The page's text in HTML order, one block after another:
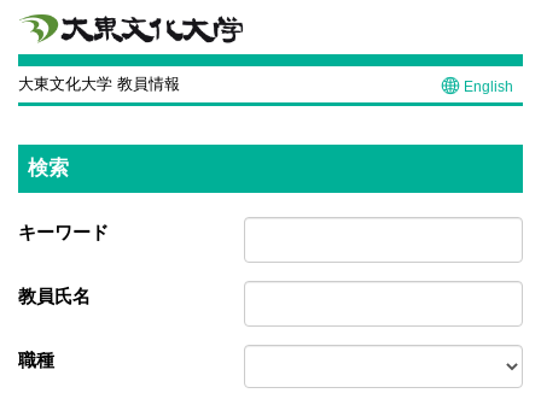
大東文化大学 教員情報 English
検索
キーワード
教員氏名
職種